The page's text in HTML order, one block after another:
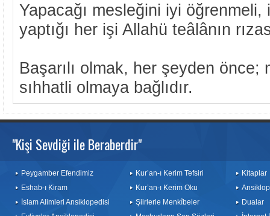
Yapacağı mesleğini iyi öğrenmeli,
yaptığı her işi Allahü teâlânın
Başarılı olmak, her şeyden önce;
sıhhatli olmaya bağlıdır.
"Kişi Sevdiği ile Beraberdir"
Peygamber Efendimiz
Eshab-ı Kiram
İslam Alimleri Ansiklopedisi
Kur’an-ı Kerim Tefsiri
Kur’an-ı Kerim Oku
Şiirlerle Menkîbeler
Kitaplar
Dualar